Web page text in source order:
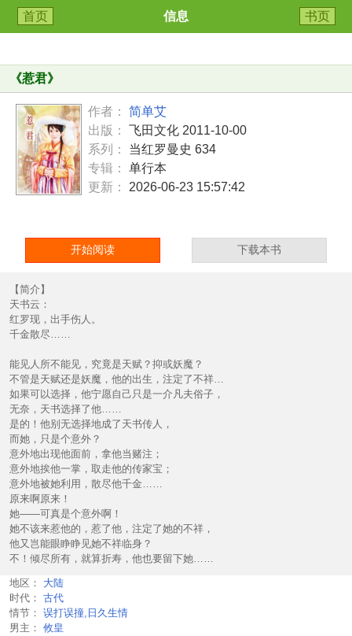
首页 信息 书页
《惹君》
作者：
简单艾
出版：
飞田文化 2011-10-00
系列：
当红罗曼史 634
专辑：
单行本
更新：
2026-06-23 15:57:42
开始阅读 下载本书
【简介】
天书云：
红罗现，出手伤人。
千金散尽……
能见人所不能见，究竟是天赋？抑或妖魔？
不管是天赋还是妖魔，他的出生，注定了不祥…
如果可以选择，他宁愿自己只是一介凡夫俗子，
无奈，天书选择了他……
是的！他别无选择地成了天书传人，
而她，只是个意外？
意外地出现他面前，拿他当赌注；
意外地挨他一掌，取走他的传家宝；
意外地被她利用，散尽他千金……
原来啊原来！
她——可真是个意外啊！
她不该来惹他的，惹了他，注定了她的不祥，
他又岂能眼睁睁见她不祥临身？
不！倾尽所有，就算折寿，他也要留下她……
地区：
大陆
时代： 古代
情节： 误打误撞,日久生情
男主： 攸皇